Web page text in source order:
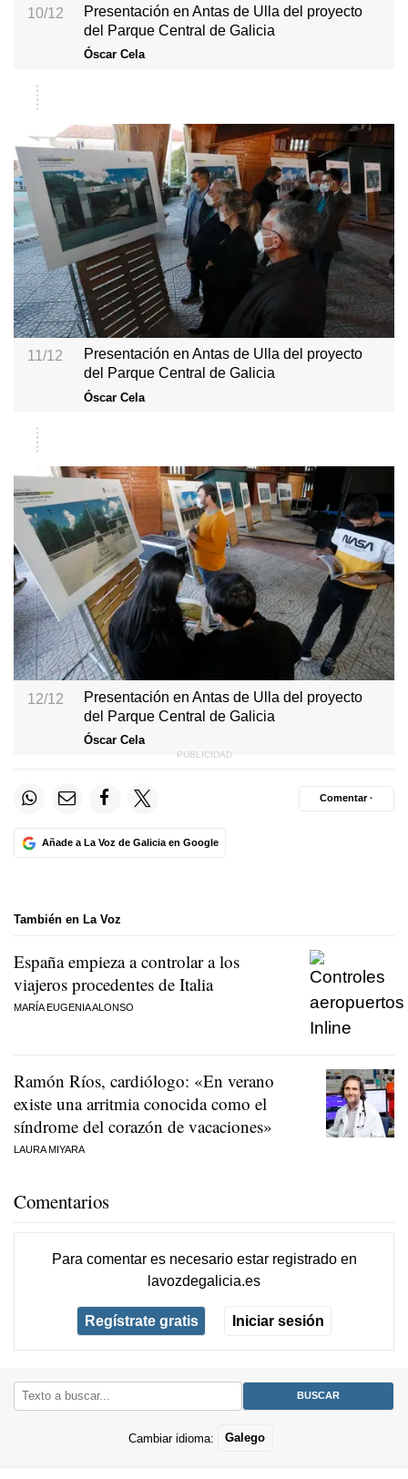
10/12
Presentación en Antas de Ulla del proyecto
del Parque Central de Galicia
Óscar Cela
11/12
Presentación en Antas de Ulla del proyecto
del Parque Central de Galicia
Óscar Cela
12/12
Presentación en Antas de Ulla del proyecto
del Parque Central de Galicia
Óscar Cela
Añade a La Voz de Galicia en Google
Comentar ·
También en La Voz
España empieza a controlar a los
viajeros procedentes de Italia
MARÍA EUGENIA ALONSO
Ramón Ríos, cardiólogo: «En verano
existe una arritmia conocida como el
síndrome del corazón de vacaciones»
LAURA MIYARA
Comentarios
Para comentar es necesario estar registradoen
lavozdegalicia.es
Regístrate gratis Iniciar sesión
Cambiar idioma: Galego